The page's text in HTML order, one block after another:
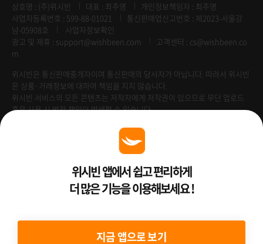
상호명 : (주)위시빈 대표 : 최주영
개인정보책임자 : 최주영
사업자등록번호 : 599-88-01021
통신판매업신고번호 : 제2023-서울강
남-05908호
사업자정보확인
광고 및 제휴 : support@wishbeen.com
고객센터 : cs@wishbeen.co
m
위시빈은 통신판매중개자이며 통신판매의 당사자가 아닙니다. 따라서 위시빈
은 상품·거래정보에 대하여 책임을 지지 않습니다.
위시빈 서비스의 모든 콘텐츠는 저작자에게 저작권이 있으므로 무단 업로드
혹은 사용 시 법적 책임이 발생할 수 있습니다.
Venture Enterprise위시빈 앱에서 쉽고 편리하게
더 많은 기능을 이용해보세요 !
지금 앱으로 보기